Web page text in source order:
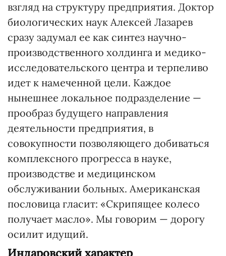
взгляд на структуру предприятия. Доктор
биологических наук Алексей Лазарев
сразу задумал ее как синтез научно-
производственного холдинга и медико-
исследовательского центра и терпеливо
идет к намеченной цели. Каждое
нынешнее локальное подразделение —
прообраз будущего направления
деятельности предприятия, в
совокупности позволяющего добиваться
комплексного прогресса в науке,
производстве и медицинском
обслуживании больных. Американская
пословица гласит: «Скрипящее колесо
получает масло». Мы говорим — дорогу
осилит идущий.
Индаровский характер